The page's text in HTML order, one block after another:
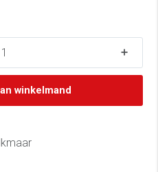
winkelmand